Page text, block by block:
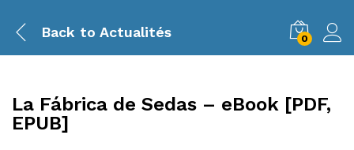
Back to Actualités 0
La Fábrica de Sedas – eBook [PDF,
EPUB]